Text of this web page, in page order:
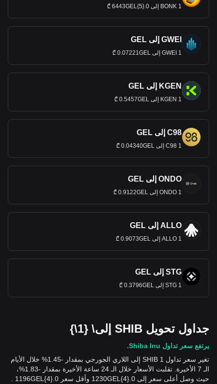
1 BONK إلى 0.{5}6443GEL ₾
GWEI إلى GEL
1 GWEI إلى 0.07221GEL ₾
KGEN إلى GEL
1 KGEN إلى 0.5457GEL ₾
C98 إلى GEL
1 C98 إلى 0.04340GEL ₾
ONDO إلى GEL
1 ONDO إلى 0.9122GEL ₾
ALLO إلى GEL
1 ALLO إلى 0.9073GEL ₾
STG إلى GEL
1 STG إلى 0.3796GEL ₾
جداول تحويل SHIB إلى\ {1\}
يرتفع سعر تداول Shiba Inu.
تغير سعر تداول 1 SHIB إلى اللاري الجورجي بمقدار -1.45% خلال الأيام
الـ 7 الأخيرة. تقلبت الأسعار خلال الـ 24 ساعة الأخيرة بمقدار -1.83%،